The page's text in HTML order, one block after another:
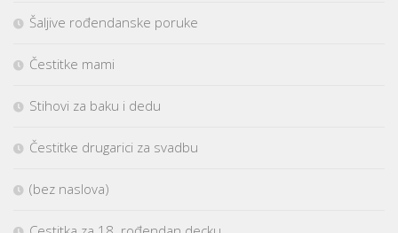
Šaljive rođendanske poruke
Čestitke mami
Stihovi za baku i dedu
Čestitke drugarici za svadbu
(bez naslova)